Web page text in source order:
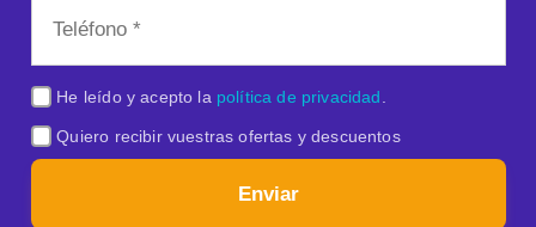
He leído y acepto la política de privacidad
Quiero recibir vuestras ofertas y descuentos
Enviar